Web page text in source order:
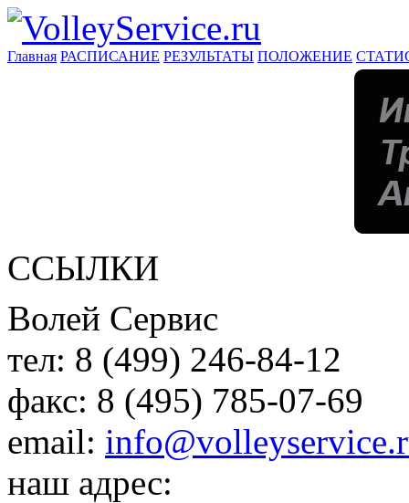
Главная РАСПИСАНИЕ РЕЗУЛЬТАТЫ ПОЛОЖЕНИЕ
ССЫЛКИ
Волей Сервис
тел: 8 (499) 246-84-12
факс: 8 (495) 785-07-69
email:
наш адрес: